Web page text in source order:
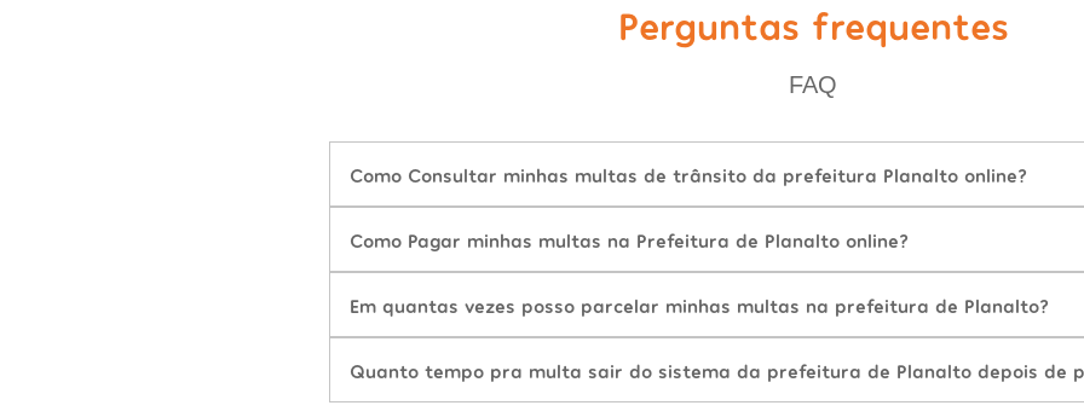
Perguntas frequentes
FAQ
Como Consultar minhas multas de trânsito da prefeitura Planalto online?
Como Pagar minhas multas na Prefeitura de Planalto online?
Em quantas vezes posso parcelar minhas multas na prefeitura de Planalto?
Quanto tempo pra multa sair do sistema da prefeitura de Planalto depois de